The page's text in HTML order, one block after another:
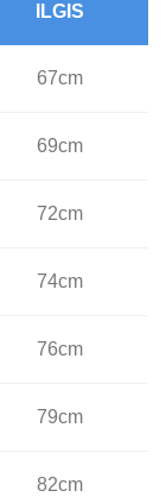
ILGIS
67cm
69cm
72cm
74cm
76cm
79cm
82cm